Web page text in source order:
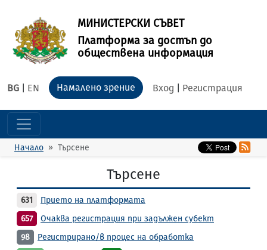
МИНИСТЕРСКИ СЪВЕТ
Платформа за достъп до
обществена информация
BG EN Вход Регистрация
Намалено зрение
Начало Търсене
Търсене
631
Прието на платформата
657
Очаква регистрация при задължен субект
98
Регистрирано/в процес на обработка